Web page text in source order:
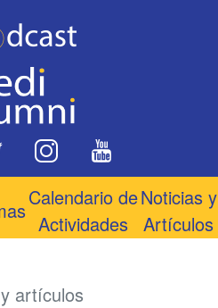
Calendario de
Actividades
Noticias y
Artículos
artículos